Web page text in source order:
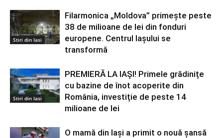
Stiri din Iasi
Filarmonica „Moldova” primește peste
38 de milioane de lei din fonduri
europene. Centrul Iașului se
transformă
Stiri din Iasi
PREMIERĂ LA IAȘI! Primele grădinițe
cu bazine de înot acoperite din
România, investiție de peste 14
milioane de lei
O mamă din Iași a primit o nouă șansă